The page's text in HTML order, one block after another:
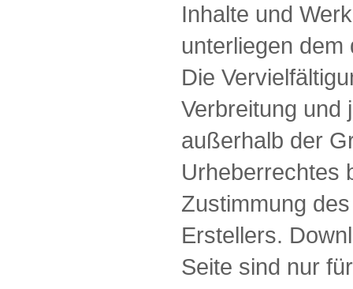
Inhalte und
unterliegen
Die
Verbreitung und
außerhalb der
Urheberrechtes
Zustimmung
Erstellers.
Seite sind nur